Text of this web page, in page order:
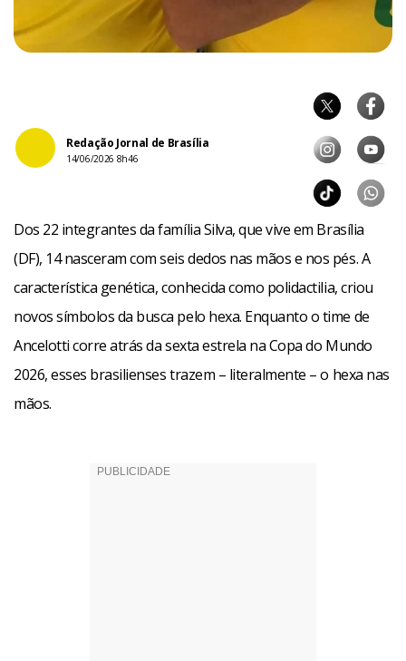
Redação Jornal de Brasília
14/06/2026 8h46
Dos 22 integrantes da família Silva, que vive em Brasília
(DF), 14 nasceram com seis dedos nas mãos e nos pés. A
característica genética, conhecida como polidactilia, criou
novos símbolos da busca pelo hexa. Enquanto o time de
Ancelotti corre atrás da sexta estrela na Copa do Mundo
2026, esses brasilienses trazem – literalmente – o hexa nas
mãos.